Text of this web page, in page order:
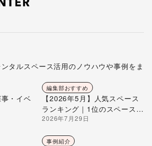
タルスペース活用のノウハウや事例をま
・イベ
編集部おすすめ
【2026年5月】人気スペース
ランキング｜1位のスペースを
編集部が解説
2026年7月29日
事例紹介